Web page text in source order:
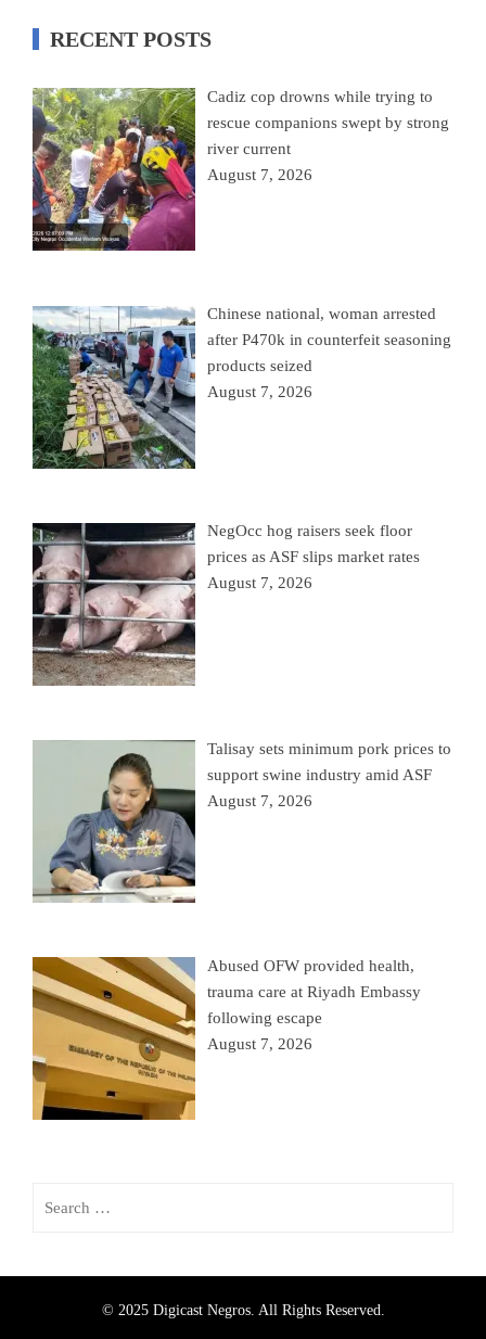
RECENT POSTS
Cadiz cop drowns while trying to
rescue companions swept by strong
river current
August 7, 2026
Chinese national, woman arrested
after P470k in counterfeit seasoning
products seized
August 7, 2026
NegOcc hog raisers seek floor
prices as ASF slips market rates
August 7, 2026
Talisay sets minimum pork prices to
support swine industry amid ASF
August 7, 2026
Abused OFW provided health,
trauma care at Riyadh Embassy
following escape
August 7, 2026
© 2025 Digicast Negros. All Rights Reserved.